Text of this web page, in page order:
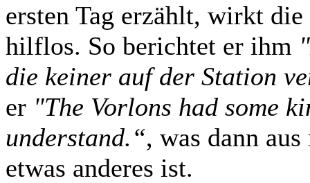
ersten Tag erzählt, wirkt
hilflos. So berichtet er ihm
die keiner auf der Station
er "The Vorlons had some
understand.“, was dann
etwas anderes ist.